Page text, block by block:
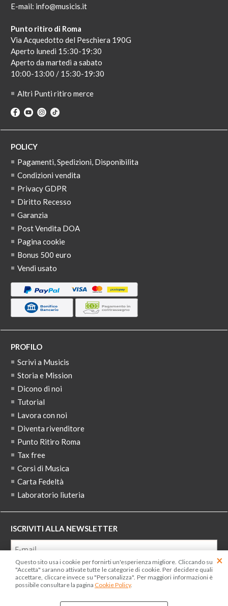
Questo sito usa i cookie per fornirti un'esperienza migliore. Cliccando su
"Accetta" saranno attivate tutte le categorie di cookie. Per decidere quali
accettare, cliccare invece su "Personalizza". Per maggiori informazioni è
possibile consultare la pagina Cookie Policy.
E-mail: info@musicis.it
Punto ritiro di Roma
Via Acquedotto del Peschiera 190G
Aperto lunedi 15:30-19:30
Aperto da martedi a sabato
10:00-13:00 / 15:30-19:30
Altri Punti ritiro merce
POLICY
Pagamenti, Spedizioni, Disponibilita
Condizioni vendita
Privacy GDPR
Diritto Recesso
Garanzia
Post Vendita DOA
Pagina cookie
Bonus 500 euro
Vendi usato
PROFILO
Scrivi a Musicis
Storia e Mission
Dicono di noi
Tutorial
Lavora con noi
Diventa rivenditore
Punto Ritiro Roma
Tax free
Corsi di Musica
Carta Fedeltà
Laboratorio liuteria
ISCRIVITI ALLA NEWSLETTER
Ho letto ed accetto le condizioni dell'informativa privacy